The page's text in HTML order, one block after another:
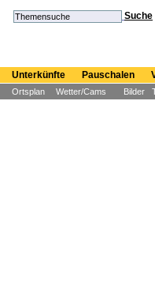
Unterkünfte Pauschalen
Ortsplan Wetter/Cams Bilder
Suche